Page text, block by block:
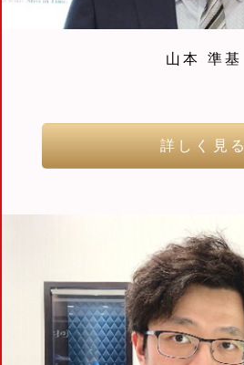
山本 準基
詳しく見る